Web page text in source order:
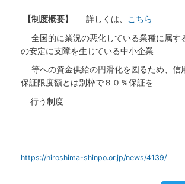
【制度概要】 詳しくは、
こちら
全国的に業況の悪化している業種に属す
の安定に支障を生じている中小企業
等への資金供給の円滑化を図るため、信
保証限度額とは別枠で８０％保証を
行う制度
https://hiroshima-shinpo.or.jp/news/4139/